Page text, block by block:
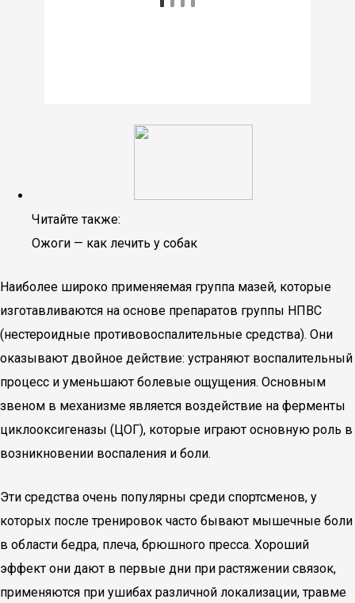
Читайте также:
Ожоги — как лечить у собак
Наиболее широко применяемая группа мазей, которые
изготавливаются на основе препаратов группы НПВС
(нестероидные противовоспалительные средства). Они
оказывают двойное действие: устраняют воспалительный
процесс и уменьшают болевые ощущения. Основным
звеном в механизме является воздействие на ферменты
циклооксигеназы (ЦОГ), которые играют основную роль в
возникновении воспаления и боли.
Эти средства очень популярны среди спортсменов, у
которых после тренировок часто бывают мышечные боли
в области бедра, плеча, брюшного пресса. Хороший
эффект они дают в первые дни при растяжении связок,
применяются при ушибах различной локализации, травме